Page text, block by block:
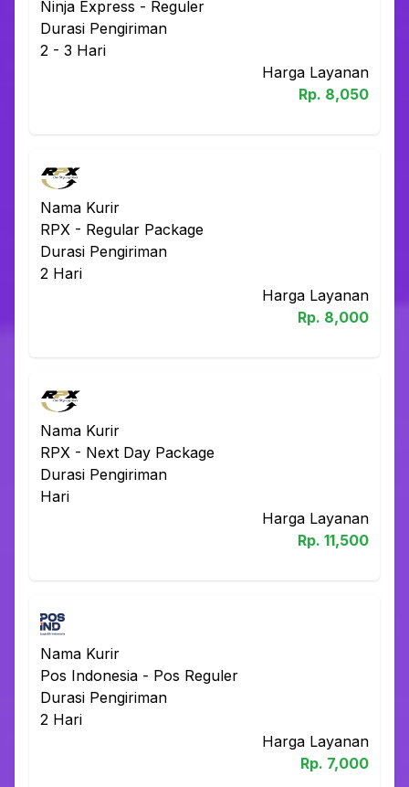
Ninja Express - Reguler
Durasi Pengiriman
2 - 3 Hari
Harga Layanan
Rp. 8,050
Nama Kurir
RPX - Regular Package
Durasi Pengiriman
2 Hari
Harga Layanan
Rp. 8,000
Nama Kurir
RPX - Next Day Package
Durasi Pengiriman
Hari
Harga Layanan
Rp. 11,500
Nama Kurir
Pos Indonesia - Pos Reguler
Durasi Pengiriman
2 Hari
Harga Layanan
Rp. 7,000